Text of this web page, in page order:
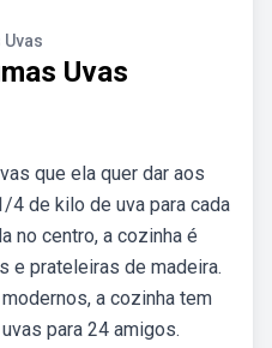
Uvas
que ela quer dar aos
4 de kilo de uva para cada
no centro, a cozinha é
e prateleiras de madeira.
a cozinha tem
para 24 amigos.